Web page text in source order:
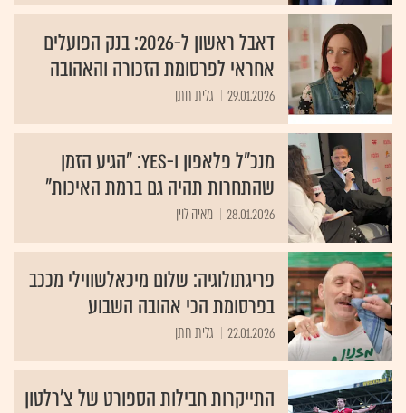
דאבל ראשון ל-2026: בנק הפועלים
אחראי לפרסומת הזכורה והאהובה
29.01.2026 גלית חתן
מנכ"ל פלאפון ו-yes: "הגיע הזמן
שהתחרות תהיה גם ברמת האיכות"
28.01.2026 מאיה לוין
פריגתולוגיה: שלום מיכאלשווילי מככב
בפרסומת הכי אהובה השבוע
22.01.2026 גלית חתן
התייקרות חבילות הספורט של צ'רלטון